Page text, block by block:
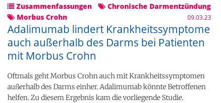
Zusammenfassungen
Chronische Darmentzündung
Morbus Crohn
09.03.23
Adalimumab lindert Krankheitssymptome
auch außerhalb des Darms bei Patienten
mit Morbus Crohn
Oftmals geht Morbus Crohn auch mit Krankheitssymptomen
außerhalb des Darms einher. Adalimumab könnte Betroffenen
helfen. Zu diesem Ergebnis kam die vorliegende Studie.